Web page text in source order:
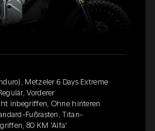
Metzeler 6 Days Extreme
Vorderer
inbegriffen, Ohne hinteren
Fußrasten, Titan-
80 KM 'Alfa'